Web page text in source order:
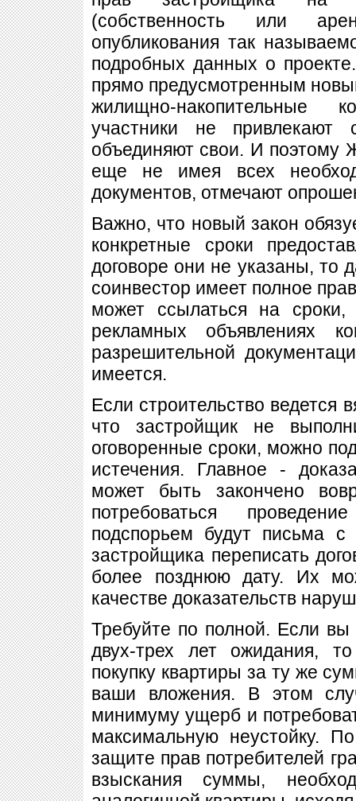
(собственность или
опубликования так
подробных данных о
прямо предусмотренным
жилищно-
участники не привлекают
объединяют свои. И поэтому
еще не имея всех
документов, отмечают
Важно, что новый закон
конкретные сроки
договоре они не указаны, то
соинвестор имеет полное
может ссылаться на
рекламных объявлениях
разрешительной
имеется.
Если строительство ведется
что застройщик не
оговоренные сроки, можно
истечения. Главное -
может быть закончено
потребоваться
подспорьем будут письма
застройщика переписать
более позднюю дату. Их
качестве доказательств
Требуйте по полной. Если вы
двух-трех лет ожидания,
покупку квартиры за ту же
ваши вложения. В этом
минимуму ущерб и
максимальную неустойку.
защите прав потребителей
взыскания суммы,